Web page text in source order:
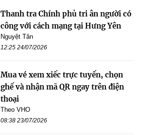
Thanh tra Chính phủ tri ân người có
công với cách mạng tại Hưng Yên
Nguyệt Tân
12:25 24/07/2026
Mua vé xem xiếc trực tuyến, chọn
ghế và nhận mã QR ngay trên điện
thoại
Theo VHO
08:38 23/07/2026